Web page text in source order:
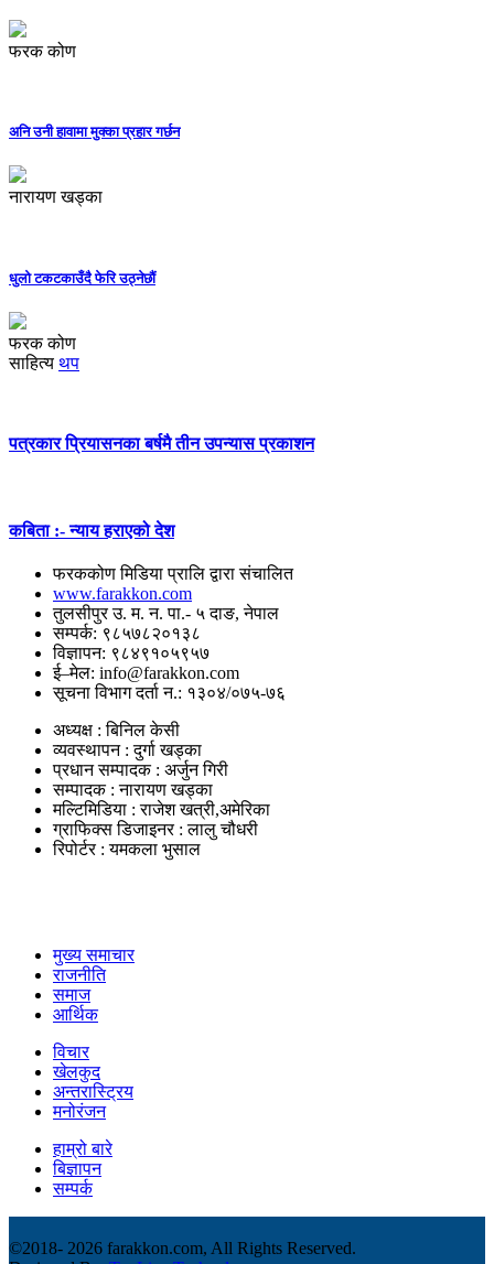
फरक कोण
अनि उनी हावामा मुक्का प्रहार गर्छन
नारायण खड्का
धुलो टकटकाउँदै फेरि उठ्नेछौं
फरक कोण
साहित्य थप
पत्रकार प्रियासनका बर्षमै तीन उपन्यास प्रकाशन
कबिता :- न्याय हराएको देश
फरककोण मिडिया प्रालि द्वारा संचालित
www.farakkon.com
तुलसीपुर उ. म. न. पा.- ५ दाङ, नेपाल
सम्पर्क: ९८५७८२०१३८
विज्ञापन: ९८४९१०५९५७
ई–मेल: info@farakkon.com
सूचना विभाग दर्ता न.: १३०४/०७५-७६
अध्यक्ष : बिनिल केसी
व्यवस्थापन : दुर्गा खड्का
प्रधान सम्पादक : अर्जुन गिरी
सम्पादक : नारायण खड्का
मल्टिमिडिया : राजेश खत्री,अमेरिका
ग्राफिक्स डिजाइनर : लालु चौधरी
रिपोर्टर : यमकला भुसाल
मुख्य समाचार
राजनीति
समाज
आर्थिक
विचार
खेलकुद
अन्तरास्ट्रिय
मनोरंजन
हाम्रो बारे
बिज्ञापन
सम्पर्क
©2018- 2026 farakkon.com, All Rights Reserved.